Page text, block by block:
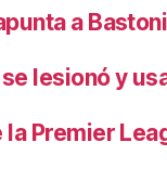
a
lesionó y
la Premier